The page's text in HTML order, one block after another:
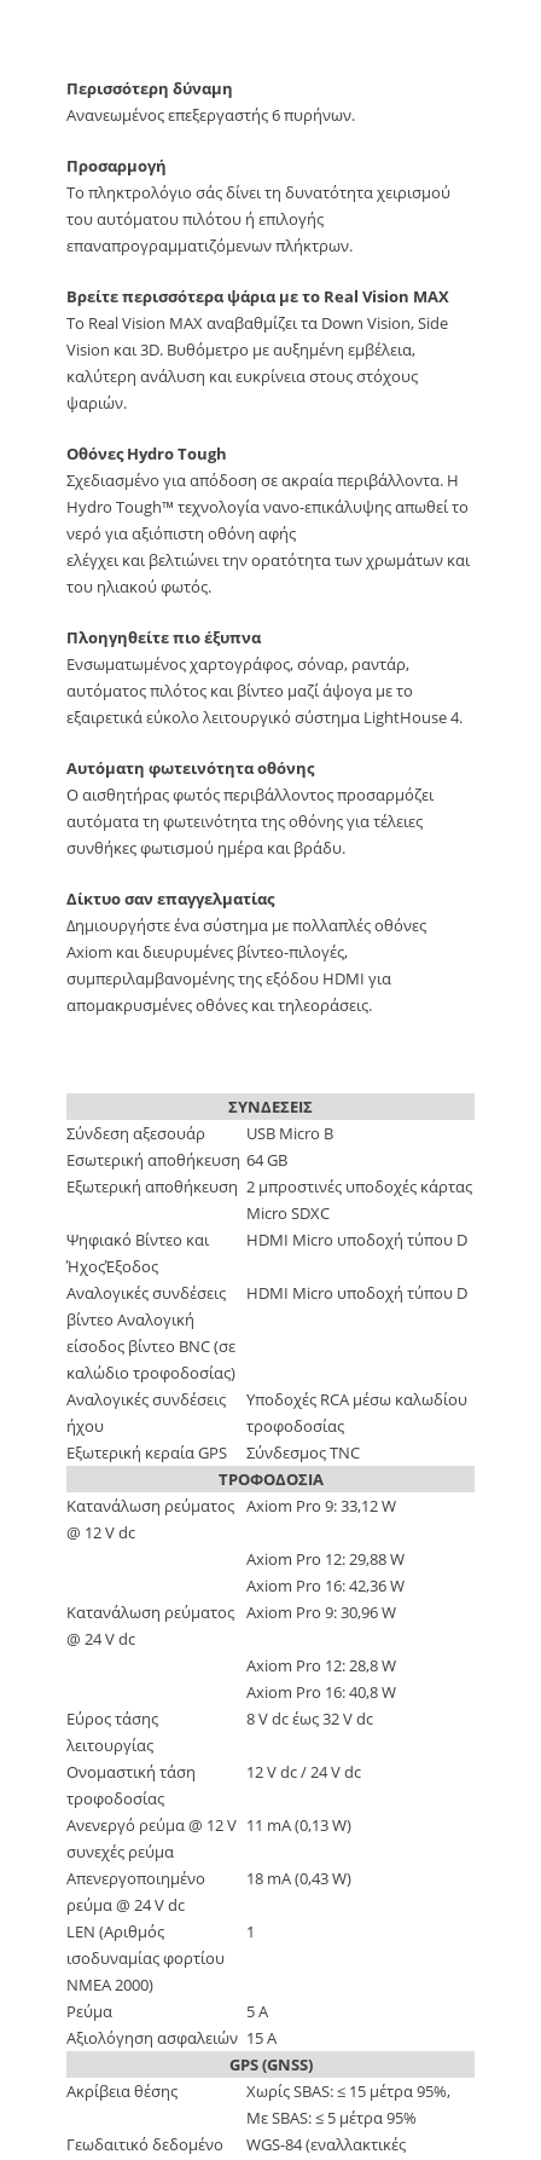
Περισσότερη δύναμη
Ανανεωμένος επεξεργαστής 6 πυρήνων.
Προσαρμογή
Το πληκτρολόγιο σάς δίνει τη δυνατότητα χειρισμού
του αυτόματου πιλότου ή επιλογής
επαναπρογραμματιζόμενων πλήκτρων.
Βρείτε περισσότερα ψάρια με το Real Vision MAX
Το Real Vision MAX αναβαθμίζει τα Down Vision, Side
Vision και 3D. Βυθόμετρο με αυξημένη εμβέλεια,
καλύτερη ανάλυση και ευκρίνεια στους στόχους
ψαριών.
Οθόνες Hydro Tough
Σχεδιασμένο για απόδοση σε ακραία περιβάλλοντα. Η
Hydro Tough™ τεχνολογία νανο-επικάλυψης απωθεί το
νερό για αξιόπιστη οθόνη αφής
ελέγχει και βελτιώνει την ορατότητα των χρωμάτων και
του ηλιακού φωτός.
Πλοηγηθείτε πιο έξυπνα
Ενσωματωμένος χαρτογράφος, σόναρ, ραντάρ,
αυτόματος πιλότος και βίντεο μαζί άψογα με το
εξαιρετικά εύκολο λειτουργικό σύστημα LightHouse 4.
Αυτόματη φωτεινότητα οθόνης
Ο αισθητήρας φωτός περιβάλλοντος προσαρμόζει
αυτόματα τη φωτεινότητα της οθόνης για τέλειες
συνθήκες φωτισμού ημέρα και βράδυ.
Δίκτυο σαν επαγγελματίας
Δημιουργήστε ένα σύστημα με πολλαπλές οθόνες
Axiom και διευρυμένες βίντεο-πιλογές,
συμπεριλαμβανομένης της εξόδου HDMI για
απομακρυσμένες οθόνες και τηλεοράσεις.
ΣΥΝΔΕΣΕΙΣ
Σύνδεση αξεσουάρ
USB Micro B
Εσωτερική αποθήκευση 64 GB
Εξωτερική αποθήκευση 2 μπροστινές υποδοχές κάρτας
Micro SDXC
Ψηφιακό Βίντεο και
ΉχοςΈξοδος
HDMI Micro υποδοχή τύπου D
Αναλογικές συνδέσεις
βίντεο Αναλογική
είσοδος βίντεο BNC (σε
καλώδιο τροφοδοσίας)
HDMI Micro υποδοχή τύπου D
Αναλογικές συνδέσεις
ήχου
Υποδοχές RCA μέσω καλωδίου
τροφοδοσίας
Εξωτερική κεραία GPS
Σύνδεσμος TNC
ΤΡΟΦΟΔΟΣΙΑ
Κατανάλωση ρεύματος
@ 12 V dc
Axiom Pro 9: 33,12 W
Axiom Pro 12: 29,88 W
Axiom Pro 16: 42,36 W
Κατανάλωση ρεύματος
@ 24 V dc
Axiom Pro 9: 30,96 W
Axiom Pro 12: 28,8 W
Axiom Pro 16: 40,8 W
Εύρος τάσης
λειτουργίας
8 V dc έως 32 V dc
Ονομαστική τάση
τροφοδοσίας
12 V dc / 24 V dc
Ανενεργό ρεύμα @ 12 V
συνεχές ρεύμα
11 mA (0,13 W)
Απενεργοποιημένο
ρεύμα @ 24 V dc
18 mA (0,43 W)
LEN (Αριθμός
ισοδυναμίας φορτίου
NMEA 2000)
1
Ρεύμα
5 Α
Αξιολόγηση ασφαλειών 15 Α
GPS (GNSS)
Ακρίβεια θέσης
Χωρίς SBAS: ≤ 15 μέτρα 95%,
Με SBAS: ≤ 5 μέτρα 95%
Γεωδαιτικό δεδομένο
WGS-84 (εναλλακτικές